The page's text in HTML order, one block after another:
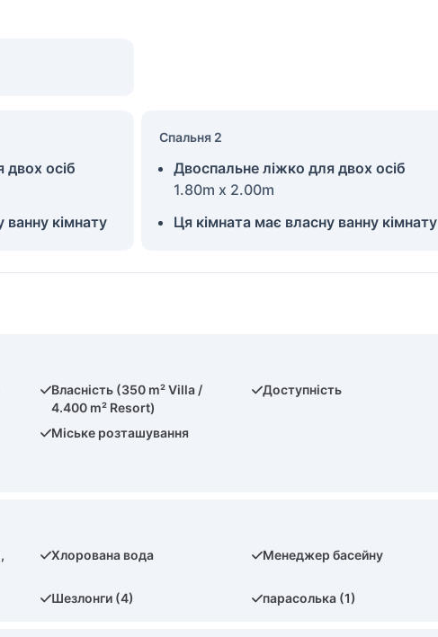
двох осіб
ванну кімнату
Спальня 2
Двоспальне ліжко для двох осіб
1.80m x 2.00m
Ця кімната має власну ванну кімнату
Власність (350 m² Villa /
4.400 m² Resort)
Доступність
Міське розташування
Хлорована вода Менеджер басейну
Шезлонги (4) парасолька (1)